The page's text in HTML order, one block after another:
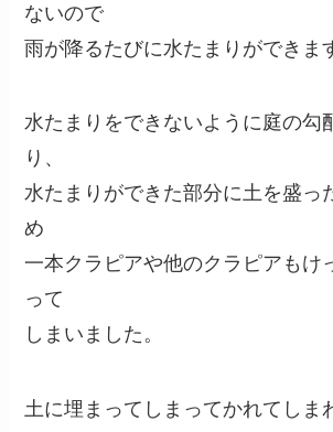
ないので
雨が降るたびに水たまりができま
水たまりをできないように庭の勾
り、
水たまりができた部分に土を盛っ
め
一本クラピアや他のクラピアもけ
って
しまいました。
土に埋まってしまってかれてしま